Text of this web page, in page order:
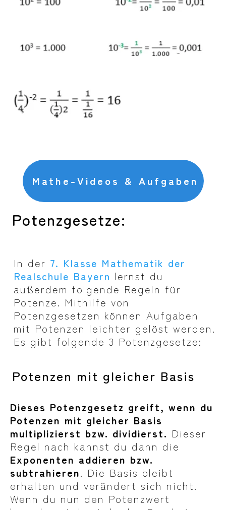
Mathe-Videos & Aufgaben
Potenzgesetze:
In der 7. Klasse Mathematik der
Realschule Bayern lernst du
außerdem folgende Regeln für
Potenze. Mithilfe von
Potenzgesetzen können Aufgaben
mit Potenzen leichter gelöst werden.
Es gibt folgende 3 Potenzgesetze:
Potenzen mit gleicher Basis
Dieses Potenzgesetz greift, wenn du
Potenzen mit gleicher Basis
multiplizierst bzw. dividierst. Dieser
Regel nach kannst du dann die
Exponenten addieren bzw.
subtrahieren. Die Basis bleibt
erhalten und verändert sich nicht.
Wenn du nun den Potenzwert